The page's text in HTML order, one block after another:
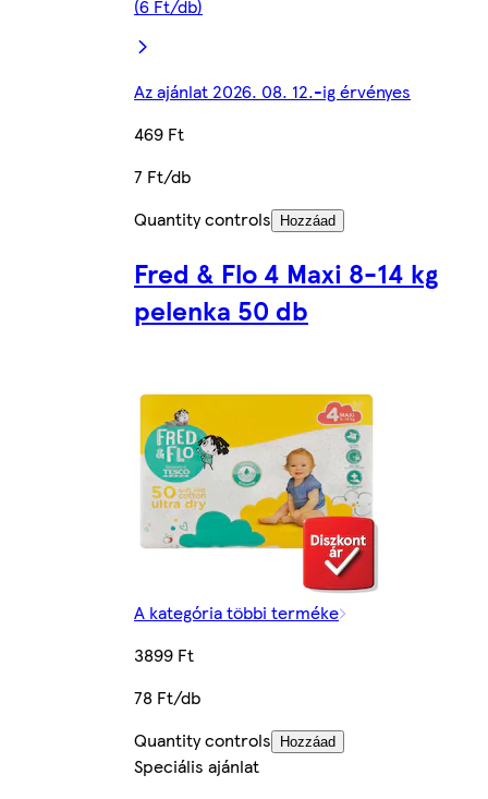
(6 Ft/db)
Az ajánlat 2026. 08. 12.-ig érvényes
469 Ft
7 Ft/db
Quantity controls
Hozzáad
Fred & Flo 4 Maxi 8-14 kg
pelenka 50 db
A kategória többi terméke
3899 Ft
78 Ft/db
Quantity controls
Hozzáad
Speciális ajánlat